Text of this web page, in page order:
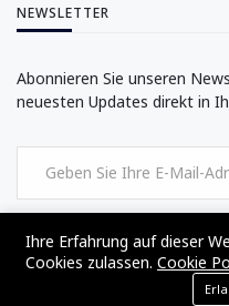
NEWSLETTER
Abonnieren Sie unseren
neuesten Updates direkt in
Ihre Erfahrung auf dieser
Cookies zulassen. Cookie